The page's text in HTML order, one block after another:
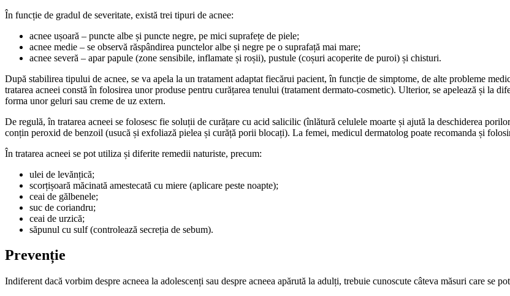
În funcție de gradul de severitate, există trei tipuri de acnee:
acnee ușoară – puncte albe și puncte negre, pe mici suprafețe de piele;
acnee medie – se observă răspândirea punctelor albe și negre pe o suprafață mai mare;
acnee severă – apar papule (zone sensibile, inflamate și roșii), pustule (coșuri acoperite de puroi) și chisturi.
După stabilirea tipului de acnee, se va apela la un tratament adaptat fiecărui pacient, în funcție de simptome, de alte probleme
tratarea acneei constă în folosirea unor produse pentru curățarea tenului (tratament dermato-cosmetic). Ulterior, se apelează și la
forma unor geluri sau creme de uz extern.
De regulă, în tratarea acneei se folosesc fie soluții de curățare cu acid salicilic (înlătură celulele moarte și ajută la deschiderea
conțin peroxid de benzoil (usucă și exfoliază pielea și curăță porii blocați). La femei, medicul dermatolog poate recomanda și
În tratarea acneei se pot utiliza și diferite remedii naturiste, precum:
ulei de levănțică;
scorțișoară măcinată amestecată cu miere (aplicare peste noapte);
ceai de gălbenele;
suc de coriandru;
ceai de urzică;
săpunul cu sulf (controlează secreția de sebum).
Prevenție
Indiferent dacă vorbim despre acneea la adolescenți sau despre acneea apărută la adulți, trebuie cunoscute câteva măsuri care se